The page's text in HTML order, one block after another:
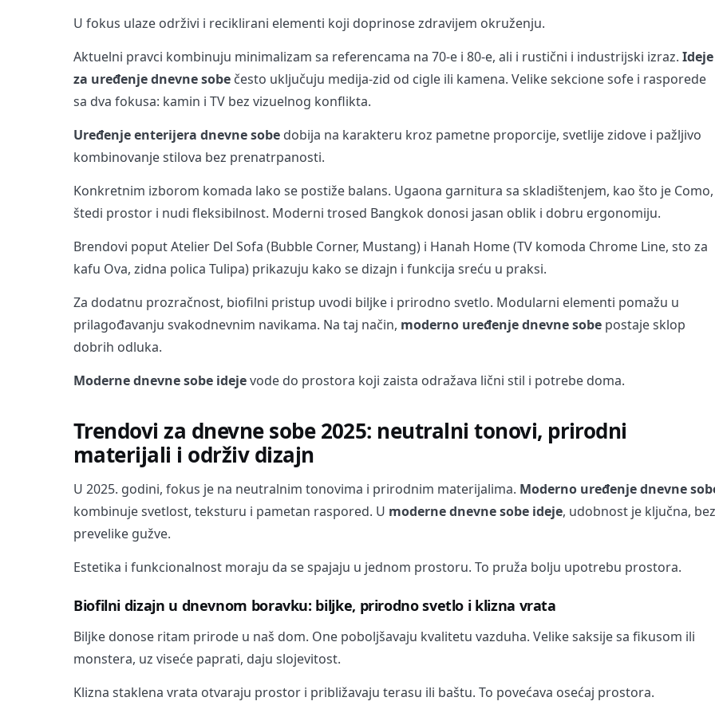
U fokus ulaze održivi i reciklirani elementi koji doprinose zdravijem okruženju.
Aktuelni pravci kombinuju minimalizam sa referencama na 70-e i 80-e, ali i rustični i industrijski izraz. Ideje
za uređenje dnevne sobe često uključuju medija-zid od cigle ili kamena. Velike sekcione sofe i rasporede
sa dva fokusa: kamin i TV bez vizuelnog konflikta.
Uređenje enterijera dnevne sobe dobija na karakteru kroz pametne proporcije, svetlije zidove i pažljivo
kombinovanje stilova bez prenatrpanosti.
Konkretnim izborom komada lako se postiže balans. Ugaona garnitura sa skladištenjem, kao što je Como,
štedi prostor i nudi fleksibilnost. Moderni trosed Bangkok donosi jasan oblik i dobru ergonomiju.
Brendovi poput Atelier Del Sofa (Bubble Corner, Mustang) i Hanah Home (TV komoda Chrome Line, sto za
kafu Ova, zidna polica Tulipa) prikazuju kako se dizajn i funkcija sreću u praksi.
Za dodatnu prozračnost, biofilni pristup uvodi biljke i prirodno svetlo. Modularni elementi pomažu u
prilagođavanju svakodnevnim navikama. Na taj način, moderno uređenje dnevne sobe postaje sklop
dobrih odluka.
Moderne dnevne sobe idejevode do prostora koji zaista odražava lični stil i potrebe doma.
Trendovi za dnevne sobe 2025: neutralni tonovi, prirodni
materijali i održiv dizajn
U 2025. godini, fokus je na neutralnim tonovima i prirodnim materijalima. Moderno uređenje dnevne
kombinuje svetlost, teksturu i pametan raspored. U moderne dnevne sobe ideje, udobnost je ključna, bez
prevelike gužve.
Estetika i funkcionalnost moraju da se spajaju u jednom prostoru. To pruža bolju upotrebu prostora.
Biofilni dizajn u dnevnom boravku: biljke, prirodno svetlo i klizna vrata
Biljke donose ritam prirode u naš dom. One poboljšavaju kvalitetu vazduha. Velike saksije sa fikusom ili
monstera, uz viseće paprati, daju slojevitost.
Klizna staklena vrata otvaraju prostor i približavaju terasu ili baštu. To povećava osećaj prostora.